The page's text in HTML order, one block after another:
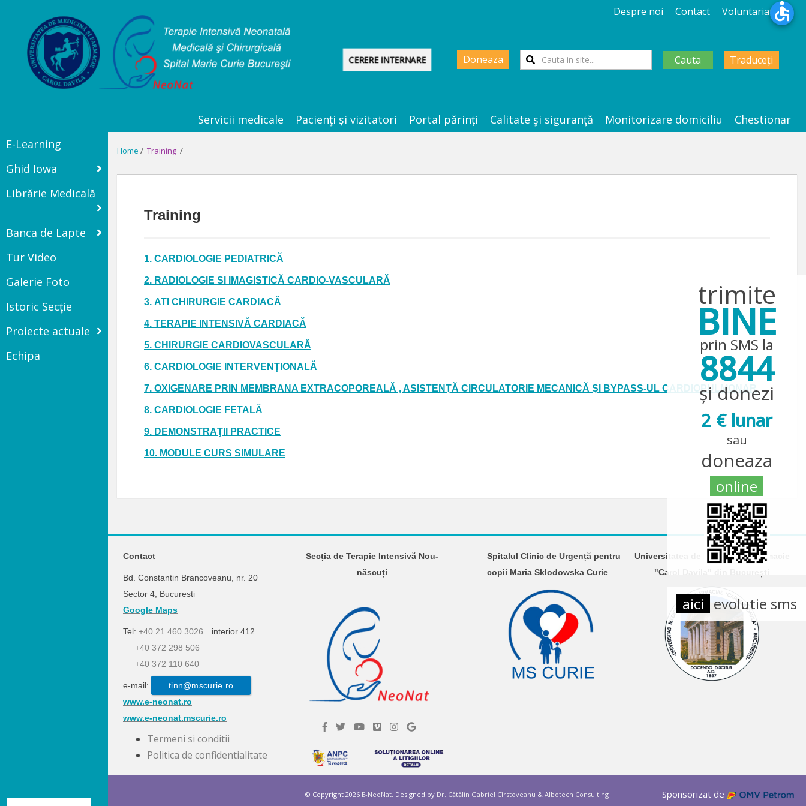
trimite
BINE
prin SMS la
8844
și donezi
2 € lunar
sau
doneaza
online
aici evolutie sms
Despre noi Contact Voluntariat
CERERE INTERNARE Doneaza Cauta Traduceți
Servicii medicale Pacienţi și vizitatori Portal părinți Calitate şi siguranţă Monitorizare domiciliu
Chestionar
E-Learning
Ghid Iowa
Librărie Medicală
Banca de Lapte
Tur Video
Galerie Foto
Istoric Secţie
Proiecte actuale
Echipa
Home / Training /
Training
1. CARDIOLOGIE PEDIATRICĂ
2. RADIOLOGIE SI IMAGISTICĂ CARDIO-VASCULARĂ
3. ATI CHIRURGIE CARDIACĂ
4. TERAPIE INTENSIVĂ CARDIACĂ
5. CHIRURGIE CARDIOVASCULARĂ
6. CARDIOLOGIE INTERVENŢIONALĂ
7. OXIGENARE PRIN MEMBRANA EXTRACOPOREALĂ , ASISTENŢĂ CIRCULATORIE MECANICĂ ŞI BYPASS-UL CARDIOPULMONAR
8. CARDIOLOGIE FETALĂ
9. DEMONSTRAŢII PRACTICE
10. MODULE CURS SIMULARE
Contact
Bd. Constantin Brancoveanu, nr. 20
Sector 4, Bucuresti
Google Maps
Tel: +40 21 460 3026
interior 412
+40 372 298 506
+40 372 110 640
e-mail:
tinn@mscurie.ro
www.e-neonat.ro
www.e-neonat.mscurie.ro
Termeni si conditii
Politica de confidentialitate
Secția de Terapie Intensivă Nou-
născuți
Spitalul Clinic de Urgență pentru
copii Maria Sklodowska Curie
Universitatea de Medicină și Farmacie
"Carol Davila" din București
© Copyright 2026 E-NeoNat. Designed by Dr. Cătălin Gabriel Cîrstoveanu & Albotech Consulting Sponsorizat de